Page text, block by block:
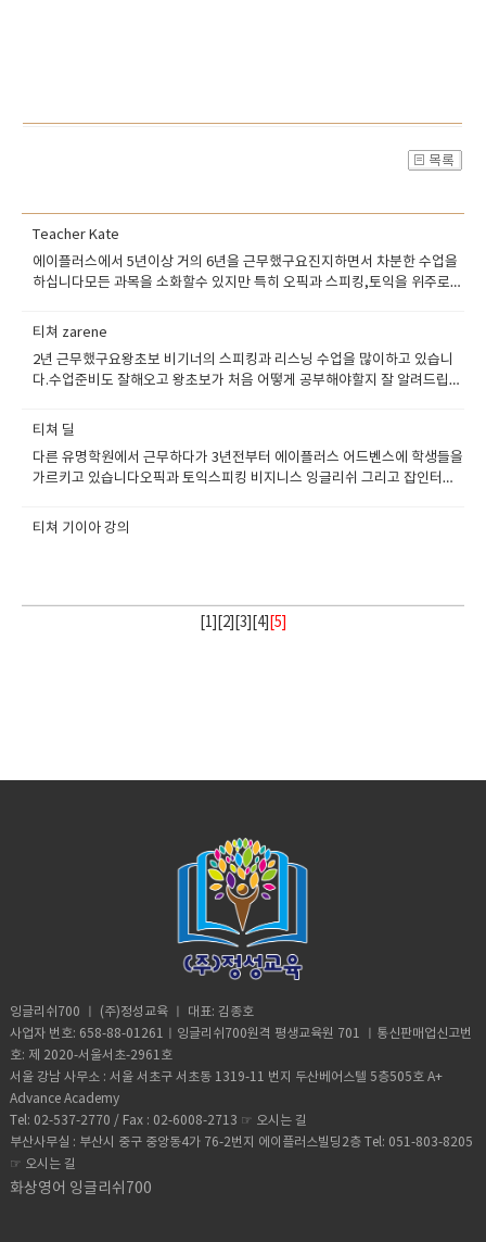
Teacher Kate
에이플러스에서 5년이상 거의 6년을 근무했구요진지하면서 차분한 수업을
하십니다모든 과목을 소화할수 있지만 특히 오픽과 스피킹,토익을 위주로
티쳐 zarene
2년 근무했구요왕초보 비기너의 스피킹과 리스닝 수업을 많이하고 있습니
다.수업준비도 잘해오고 왕초보가 처음 어떻게 공부해야할지 잘 알려드립니
티쳐 딜
다른 유명학원에서 근무하다가 3년전부터 에이플러스 어드벤스에 학생들을
가르키고 있습니다오픽과 토익스피킹 비지니스 잉글리쉬 그리고 잡인터뷰
부심이 많으며 에너지 넘치고 활기찬 선생님입니다
티쳐 기이아 강의
1 2][ 3 4] [5]
잉글리쉬700 ㅣ (주)정성교육 ㅣ 대표: 김종호
사업자 번호: 658-88-01261ㅣ잉글리쉬700원격 평생교육원 701 ㅣ통신판매업신고번
호: 제 2020-서울서초-2961호
서울 강남 사무소 : 서울 서초구 서초동 1319-11 번지 두산베어스텔 5층505호 A+
Advance Academy
Tel: 02-537-2770 / Fax : 02-6008-2713 ☞ 오시는 길
부산사무실 : 부산시 중구 중앙동4가 76-2번지 에이플러스빌딩2층 Tel: 051-803-8205
☞ 오시는 길
화상영어 잉글리쉬700